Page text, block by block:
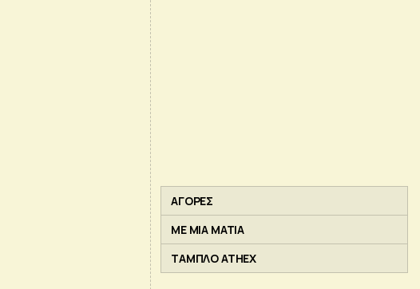
ΑΓΟΡΕΣ
ΜΕ ΜΙΑ ΜΑΤΙΑ
ΤΑΜΠΛΟ ATHEX